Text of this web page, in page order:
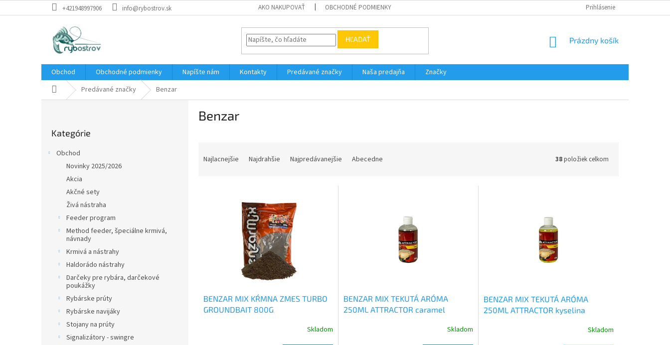
na
+421948997906 info@rybostrov.sk AKO NAKUPOVAŤ OBCHODNÉ PODMIENKY Prihlásenie
HĽADAŤ
NÁKUPNÝ
Prázdny košík
Obchod Obchodné podmienky Napíšte nám Kontakty Predávané značky Naša predajňa
Značky
DomovPredávané značky Benzar
kategórie
Kategórie
Obchod
Novinky 2025/2026
Akcia
Akčné sety
Živá nástraha
Feeder program
Method feeder, špeciálne krmivá,
návnady
Krmivá a nástrahy
Haldorádo nástrahy
Darčeky pre rybára, darčekové
poukážky
Rybárske prúty
Rybárske navijáky
Stojany na prúty
Signalizátory - swingre
Benzar
Najlacnejšie Najdrahšie Najpredávanejšie Abecedne 38položiek celkom
BENZAR MIX KŔMNA ZMES TURBO
GROUNDBAIT 800G
Skladom
BENZAR MIX TEKUTÁ ARÓMA
250ML ATTRACTOR caramel
Skladom
BENZAR MIX TEKUTÁ ARÓMA
250ML ATTRACTOR kyselina
Skladom